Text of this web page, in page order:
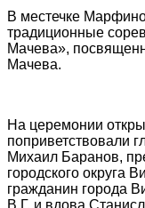
В местечке
традиционные
Мачева»,
Мачева.
На церемонии
поприветствовали
Михаил Баранов,
городского округа
гражданин города